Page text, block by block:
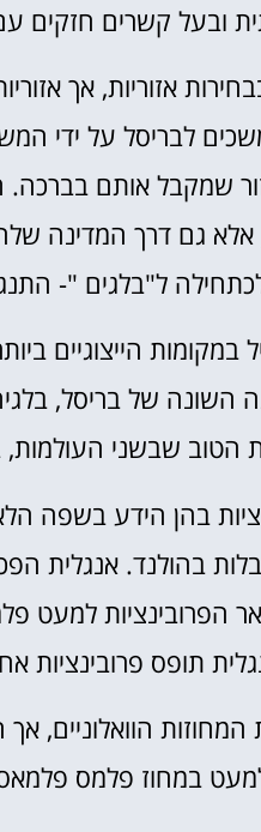
ובעל קשרים חזקים
אזוריות, אך
לבריסל על ידי
שמקבל אותם
גם דרך המדינה
ל"בלגים "-
במקומות הייצוגיים
השונה של בריסל,
שבשני העולמות,
בהן הידע בשפה
בהולנד. אנגלית
הפרובינציות למעט
תופס פרובינציות
ל 100% בכל חמשת המחוזות